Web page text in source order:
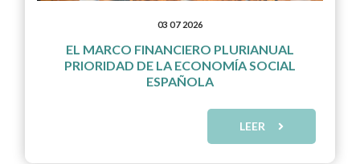
03 07 2026
EL MARCO FINANCIERO PLURIANUAL
PRIORIDAD DE LA ECONOMÍA SOCIAL
ESPAÑOLA
LEER